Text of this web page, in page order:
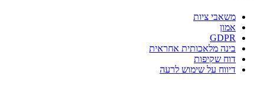
משאבי ציות
אמון
GDPR
בינה מלאכותית אחראית
דוח שקיפות
דיווח על שימוש לרעה